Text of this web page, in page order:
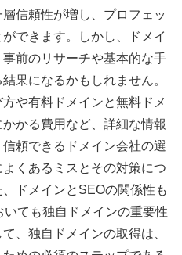
信頼性が増し、プロフェッ
できます。しかし、ドメイ
前のリサーチや基本的な手
果になるかもしれません。
や有料ドメインと無料ドメ
かる費用など、詳細な情報
頼できるドメイン会社の選
くあるミスとその対策につ
ドメインとSEOの関係性も
ても独自ドメインの重要性
、独自ドメインの取得は、